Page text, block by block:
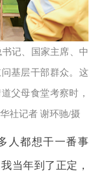
记、国家主席、中
基层干部群众。这
父母食堂考察时，
社记者 谢环驰/摄
都想干一番事
当年到了正定，